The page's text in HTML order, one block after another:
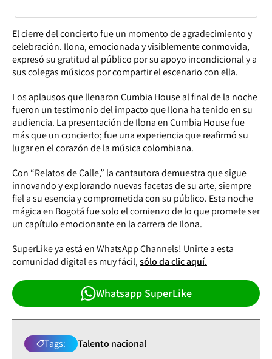
El cierre del concierto fue un momento de agradecimiento y
celebración. Ilona, emocionada y visiblemente conmovida,
expresó su gratitud al público por su apoyo incondicional y a
sus colegas músicos por compartir el escenario con ella.
Los aplausos que llenaron Cumbia House al final de la noche
fueron un testimonio del impacto que Ilona ha tenido en su
audiencia. La presentación de Ilona en Cumbia House fue
más que un concierto; fue una experiencia que reafirmó su
lugar en el corazón de la música colombiana.
Con “Relatos de Calle,” la cantautora demuestra que sigue
innovando y explorando nuevas facetas de su arte, siempre
fiel a su esencia y comprometida con su público. Esta noche
mágica en Bogotá fue solo el comienzo de lo que promete ser
un capítulo emocionante en la carrera de Ilona.
SuperLike ya está en WhatsApp Channels! Unirte a esta
comunidad digital es muy fácil,sólo da clic aquí.
Whatsapp SuperLike
Tags: Talento nacional